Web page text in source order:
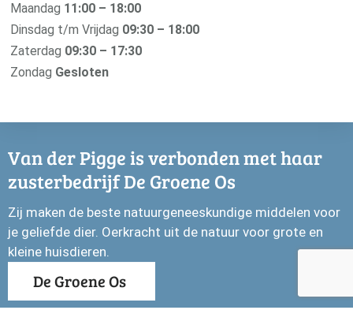
Maandag 11:00 – 18:00
Dinsdag t/m Vrijdag 09:30 – 18:00
Zaterdag 09:30 – 17:30
Zondag Gesloten
Van der Pigge is verbonden met haar
zusterbedrijf De Groene Os
Zij maken de beste natuurgeneeskundige middelen voor
je geliefde dier. Oerkracht uit de natuur voor grote en
kleine huisdieren.
De Groene Os